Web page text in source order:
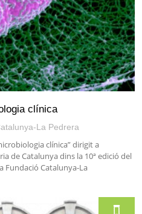
clínica
La Pedrera
clínica” dirigit a
de Catalunya dins la 10ª edició del
Fundació Catalunya-La